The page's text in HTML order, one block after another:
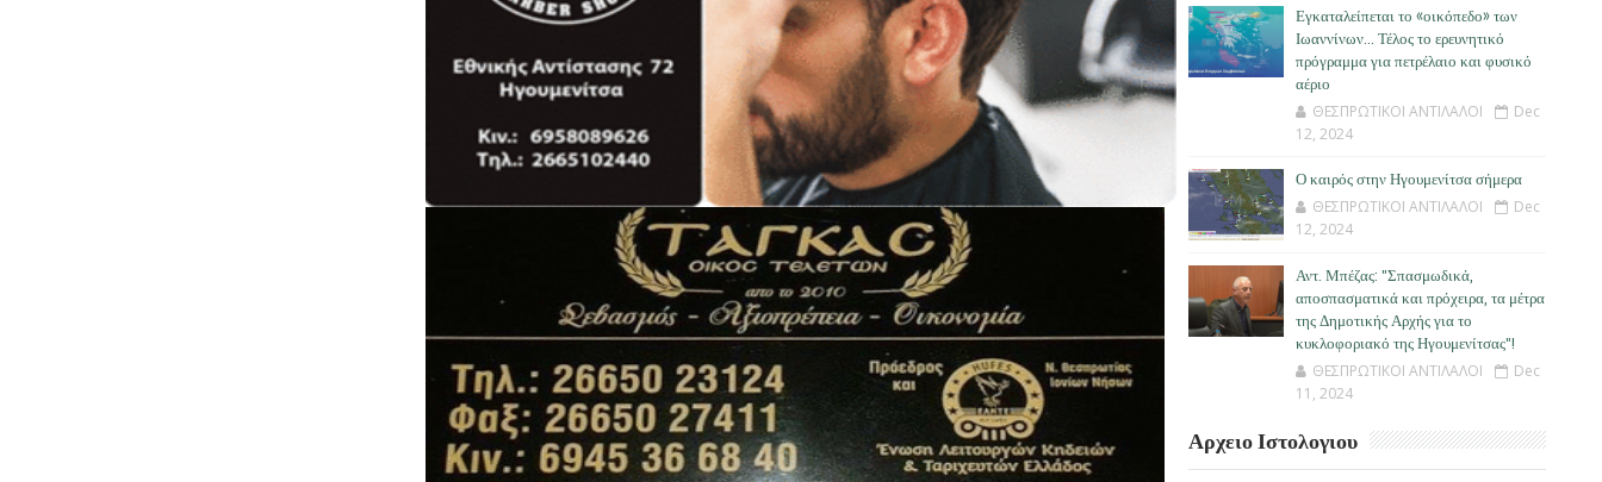
Εγκαταλείπεται το «οικόπεδο» των
Ιωαννίνων… Τέλος το ερευνητικό
πρόγραμμα για πετρέλαιο και φυσικό
αέριο
ΘΕΣΠΡΩΤΙΚΟΙ ΑΝΤΙΛΑΛΟΙ
Dec
12, 2024
Ο καιρός στην Ηγουμενίτσα σήμερα
ΘΕΣΠΡΩΤΙΚΟΙ ΑΝΤΙΛΑΛΟΙ
Dec
12, 2024
Αντ. Μπέζας: "Σπασμωδικά,
αποσπασματικά και πρόχειρα, τα μέτρα
της Δημοτικής Αρχής για το
κυκλοφοριακό της Ηγουμενίτσας"!
ΘΕΣΠΡΩΤΙΚΟΙ ΑΝΤΙΛΑΛΟΙ
Dec
11, 2024
Αρχειο Ιστολογιου